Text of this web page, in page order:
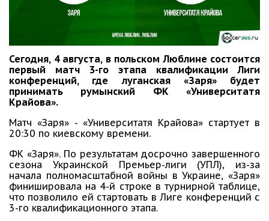
Сегодня, 4 августа, в польском Люблине состоится
первый матч 3-го этапа квалификации Лиги
конференций, где луганская «Заря» будет
принимать румынский ФК «Университатя
Крайова».
Матч «Заря» - «Университатя Крайова» стартует в
20:30 по киевскому времени.
ФК «Заря». По результатам досрочно завершенного
сезона Украинской Премьер-лиги (УПЛ), из-за
начала полномасштабной войны в Украине, «Заря»
финишировала на 4-й строке в турнирной таблице,
что позволило ей стартовать в Лиге конференций с
3-го квалификационного этапа.